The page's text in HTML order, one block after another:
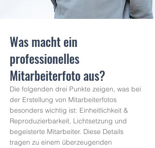
Was macht ein
professionelles
Mitarbeiterfoto aus?
Die folgenden drei Punkte zeigen, was bei
der Erstellung von Mitarbeiterfotos
besonders wichtig ist: Einheitlichkeit &
Reproduzierbarkeit, Lichtsetzung und
begeisterte Mitarbeiter. Diese Details
tragen zu einem überzeugenden